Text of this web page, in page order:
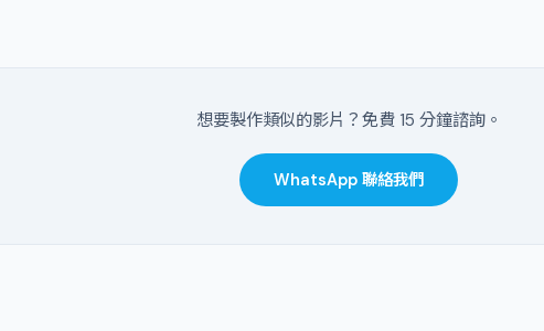
想要製作類似的影片？免費 15 分鐘諮詢。
WhatsApp 聯絡我們